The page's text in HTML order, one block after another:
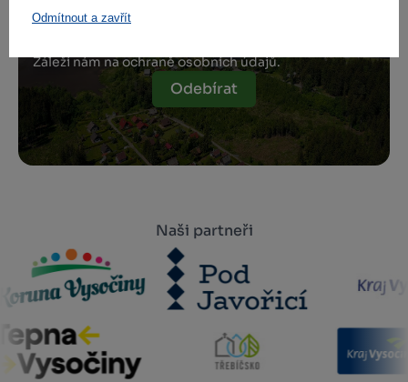
Odmítnout a zavřít
Záleží nám na ochraně osobních údajů.
Odebírat
Naši partneři